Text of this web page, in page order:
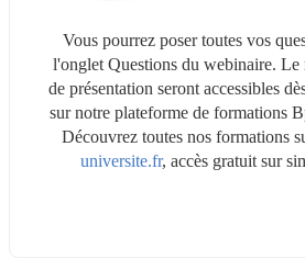
Vous pourrez poser toutes vos
l'onglet Questions du webinaire. Le
de présentation seront accessibles
sur notre plateforme de formations
Découvrez toutes nos formations
universite.fr, accès gratuit sur